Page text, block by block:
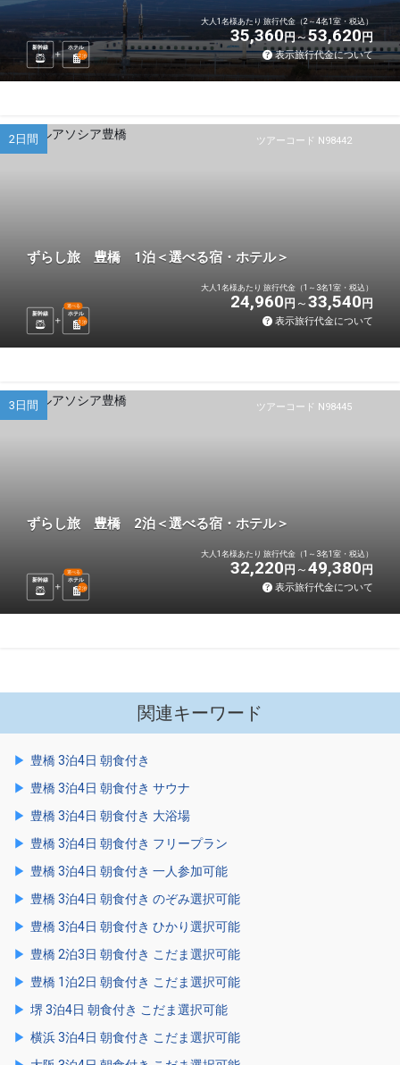
新幹線
ホテル
2泊
大人1名様あたり 旅行代金（2～4名1室・税込）
35,360円 53,620円
表示旅行代金について
ツアーコード N98442
2日間
ずらし旅 豊橋 1泊＜選べる宿・ホテル＞
新幹線 ホテル
選べる
1 泊
大人1名様あたり 旅行代金（1～3名1室・税込）
24,960 円 33,540 円
表示旅行代金について
ツアーコード N98445
3日間
ずらし旅 豊橋 2泊＜選べる宿・ホテル＞
新幹線 ホテル
選べる
2泊
大人1名様あたり 旅行代金（1～3名1室・税込）
32,220 円 49,380 円
表示旅行代金について
関連キーワード
豊橋 3泊4日 朝食付き
豊橋 3泊4日 朝食付き サウナ
豊橋 3泊4日 朝食付き 大浴場
豊橋 3泊4日 朝食付き フリープラン
豊橋 3泊4日 朝食付き 一人参加可能
豊橋 3泊4日 朝食付き のぞみ選択可能
豊橋 3泊4日 朝食付き ひかり選択可能
豊橋 2泊3日 朝食付き こだま選択可能
豊橋 1泊2日 朝食付き こだま選択可能
堺 3泊4日 朝食付き こだま選択可能
横浜 3泊4日 朝食付き こだま選択可能